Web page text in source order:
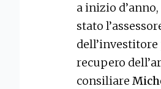
a inizio
stato
recupero
consiliare